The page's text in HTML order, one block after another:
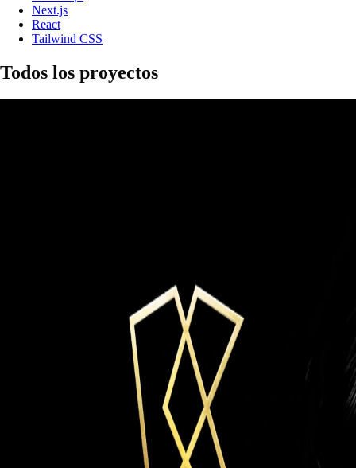
Next.js
React
Tailwind CSS
Todos los proyectos